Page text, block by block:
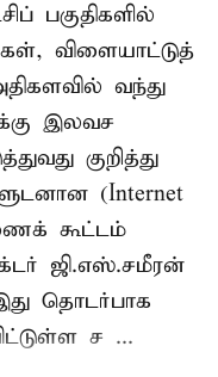
பகுதிகளில்
விளையாட்டுத்
வந்து
இலவச
குறித்து
(Internet
கூட்டம்
ஜி.எஸ்.சமீரன்
தொடர்பாக
ச ...